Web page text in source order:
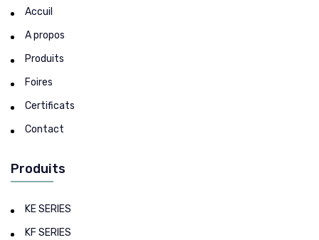
Accuil
A propos
Produits
Foires
Certificats
Contact
Produits
KE SERIES
KF SERIES